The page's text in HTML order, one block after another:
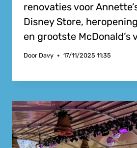
renovaties voor
Disney Store,
en grootste McDonald’s
Door Davy 17/11/2025 11:35